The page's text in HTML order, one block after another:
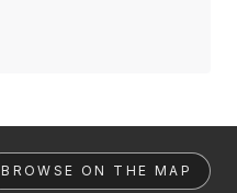
BROWSE ON THE MAP